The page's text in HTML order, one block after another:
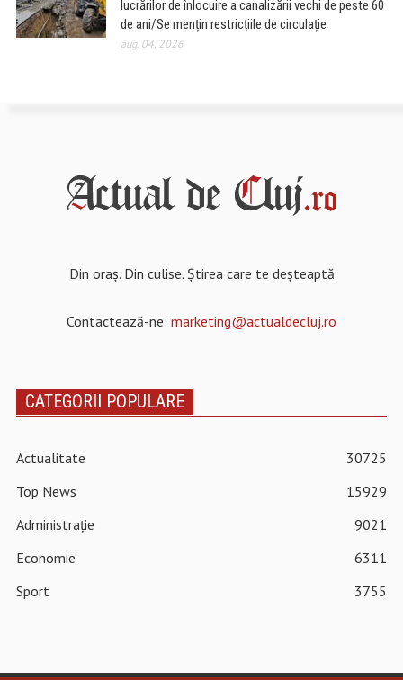
lucrărilor de înlocuire a canalizării vechi de peste 60
de ani/Se mențin restricțiile de circulație
aug. 04, 2026
Din oraș. Din culise. Știrea care te deșteaptă
Contactează-ne: marketing@actualdecluj.ro
CATEGORII POPULARE
Actualitate
30725
Top News
15929
Administrație
9021
Economie
6311
Sport
3755